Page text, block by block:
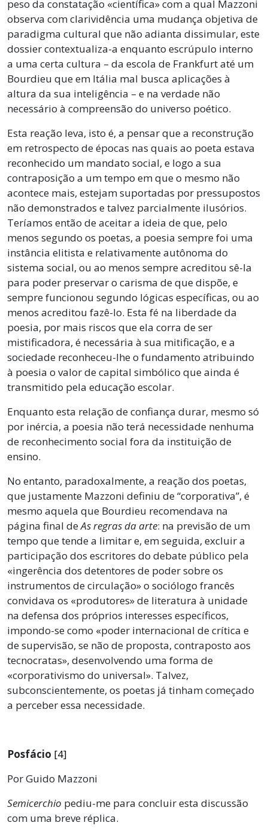
peso da constatação «científica» com a qual Mazzoni
observa com clarividência uma mudança objetiva de
paradigma cultural que não adianta dissimular, este
dossier contextualiza-a enquanto escrúpulo interno
a uma certa cultura – da escola de Frankfurt até um
Bourdieu que em Itália mal busca aplicações à
altura da sua inteligência – e na verdade não
necessário à compreensão do universo poético.
Esta reação leva, isto é, a pensar que a reconstrução
em retrospecto de épocas nas quais ao poeta estava
reconhecido um mandato social, e logo a sua
contraposição a um tempo em que o mesmo não
acontece mais, estejam suportadas por pressupostos
não demonstrados e talvez parcialmente ilusórios.
Teríamos então de aceitar a ideia de que, pelo
menos segundo os poetas, a poesia sempre foi uma
instância elitista e relativamente autônoma do
sistema social, ou ao menos sempre acreditou sê-la
para poder preservar o carisma de que dispõe, e
sempre funcionou segundo lógicas específicas, ou ao
menos acreditou fazê-lo. Esta fé na liberdade da
poesia, por mais riscos que ela corra de ser
mistificadora, é necessária à sua mitificação, e a
sociedade reconheceu-lhe o fundamento atribuindo
à poesia o valor de capital simbólico que ainda é
transmitido pela educação escolar.
Enquanto esta relação de confiança durar, mesmo só
por inércia, a poesia não terá necessidade nenhuma
de reconhecimento social fora da instituição de
ensino.
No entanto, paradoxalmente, a reação dos poetas,
que justamente Mazzoni definiu de “corporativa”, é
mesmo aquela que Bourdieu recomendava na
página final deAs regras da arte: na previsão de um
tempo que tende a limitar e, em seguida, excluir a
participação dos escritores do debate público pela
«ingerência dos detentores de poder sobre os
instrumentos de circulação» o sociólogo francês
convidava os «produtores» de literatura à unidade
na defensa dos próprios interesses específicos,
impondo-se como «poder internacional de crítica e
de supervisão, se não de proposta, contraposto aos
tecnocratas», desenvolvendo uma forma de
«corporativismo do universal». Talvez,
subconscientemente, os poetas já tinham começado
a perceber essa necessidade.
Posfácio [4]
Por Guido Mazzoni
Semicerchio pediu-me para concluir esta discussão
com uma breve réplica.